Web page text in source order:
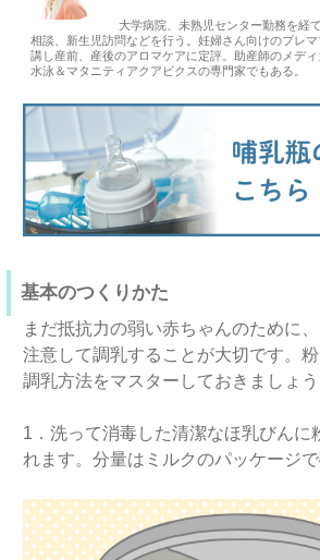
大学病院、未熟児センター勤務を経
相談、新生児訪問などを行う。妊婦さん向けのプレ
講し産前、産後のアロマケアに定評。助産師のメデ
水泳＆マタニティアクアビクスの専門家でもある。
基本のつくりかた
まだ抵抗力の弱い赤ちゃんのために
注意して調乳することが大切です。
調乳方法をマスターしておきましょう
1．洗って消毒した清潔なほ乳びんに
れます。分量はミルクのパッケージで